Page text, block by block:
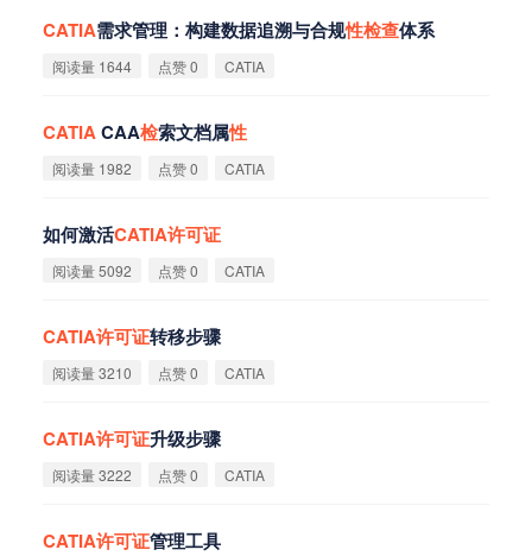
CATIA需求管理：构建数据追溯与合规性检查体系
阅读量 1644 点赞 0 CATIA
CATIACAA检索文档属性
阅读量 1982 点赞 0 CATIA
如何激活CATIA许可证
阅读量 5092 点赞 0 CATIA
CATIA许可证转移步骤
阅读量 3210 点赞 0 CATIA
CATIA许可证升级步骤
阅读量 3222 点赞 0 CATIA
CATIA许可证管理工具